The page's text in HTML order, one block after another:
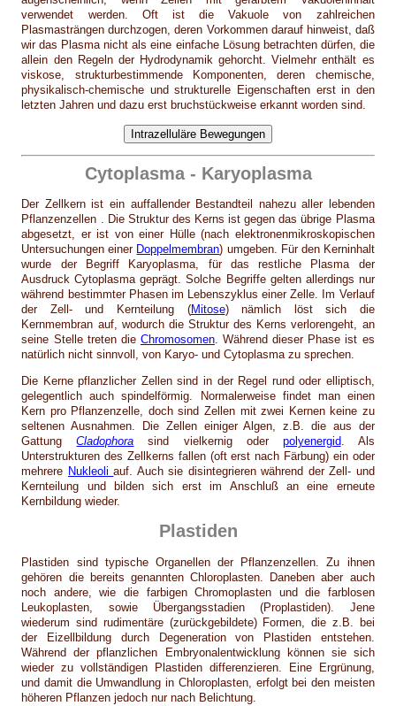
verwendet werden. Oft ist die Vakuole von zahlreichen
Plasmasträngen durchzogen, deren Vorkommen darauf hinweist, daß
wir das Plasma nicht als eine einfache Lösung betrachten dürfen, die
allein den Regeln der Hydrodynamik gehorcht. Vielmehr enthält es
viskose, strukturbestimmende Komponenten, deren chemische,
physikalisch-chemische und strukturelle Eigenschaften erst in den
letzten Jahren und dazu erst bruchstückweise erkannt worden sind.
Cytoplasma - Karyoplasma
Der Zellkern ist ein auffallender Bestandteil nahezu aller lebenden
Pflanzenzellen . Die Struktur des Kerns ist gegen das übrige Plasma
abgesetzt, er ist von einer Hülle (nach elektronenmikroskopischen
Untersuchungen einer Doppelmembran) umgeben. Für den Kerninhalt
wurde der Begriff Karyoplasma, für das restliche Plasma der
Ausdruck Cytoplasma geprägt. Solche Begriffe gelten allerdings nur
während bestimmter Phasen im Lebenszyklus einer Zelle. Im Verlauf
der Zell- und Kernteilung (Mitose) nämlich löst sich die
Kernmembran auf, wodurch die Struktur des Kerns verlorengeht, an
seine Stelle treten die Chromosomen. Während dieser Phase ist es
natürlich nicht sinnvoll, von Karyo- und Cytoplasma zu sprechen.
Die Kerne pflanzlicher Zellen sind in der Regel rund oder elliptisch,
gelegentlich auch spindelförmig. Normalerweise findet man einen
Kern pro Pflanzenzelle, doch sind Zellen mit zwei Kernen keine zu
seltenen Ausnahmen. Die Zellen einiger Algen, z.B. die aus der
GattungCladophora sind vielkernig oder polyenergid. Als
Unterstrukturen des Zellkerns fallen (oft erst nach Färbung) ein oder
mehrere Nukleoliauf. Auch sie disintegrieren während der Zell- und
Kernteilung und bilden sich erst im Anschluß an eine erneute
Kernbildung wieder.
Plastiden
Plastiden sind typische Organellen der Pflanzenzellen. Zu ihnen
gehören die bereits genannten Chloroplasten. Daneben aber auch
noch andere, wie die farbigen Chromoplasten und die farblosen
Leukoplasten, sowie Übergangsstadien (Proplastiden). Jene
wiederum sind rudimentäre (zurückgebildete) Formen, die z.B. bei
der Eizellbildung durch Degeneration von Plastiden entstehen.
Während der pflanzlichen Embryonalentwicklung können sie sich
wieder zu vollständigen Plastiden differenzieren. Eine Ergrünung,
und damit die Umwandlung in Chloroplasten, erfolgt bei den meisten
höheren Pflanzen jedoch nur nach Belichtung.